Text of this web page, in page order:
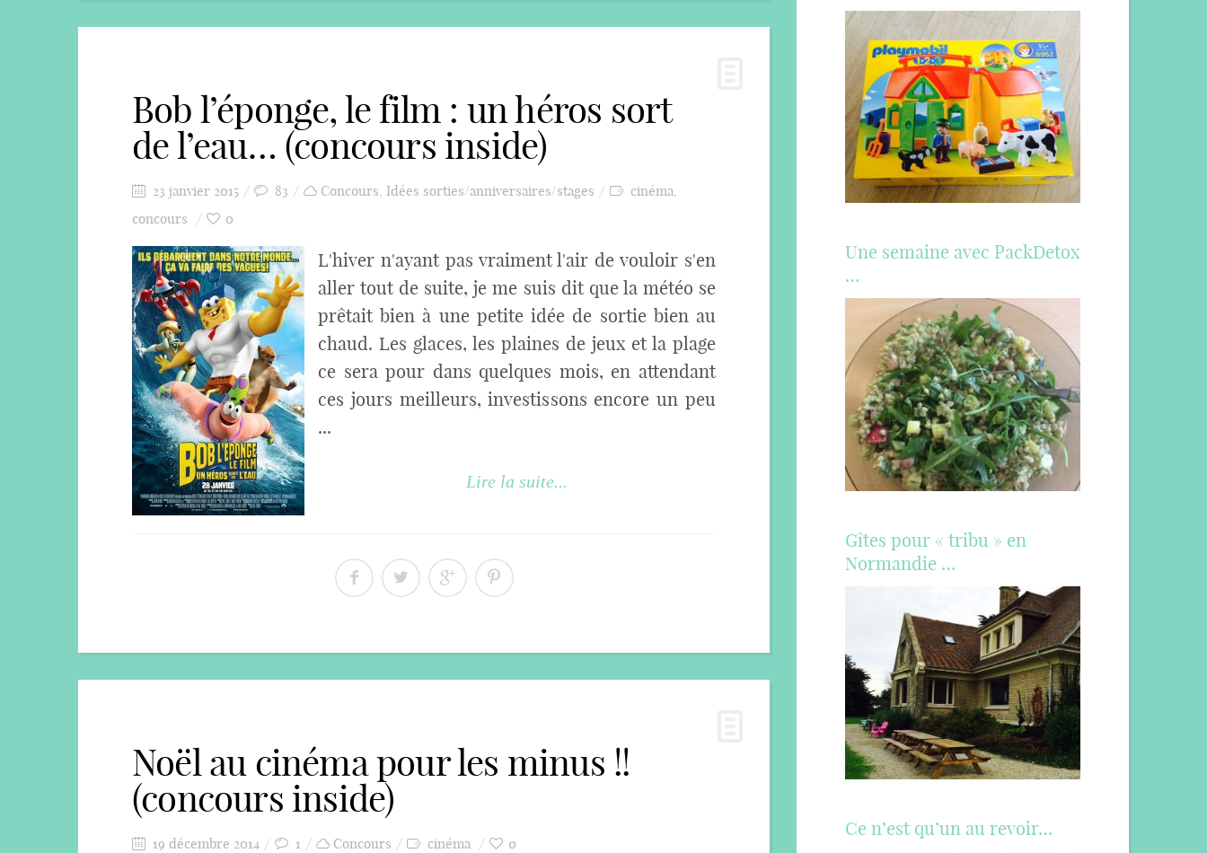
Bob l’éponge, le film : un héros sort
de l’eau… (concours inside)
23 janvier 2015 83 Concours, Idées sorties/anniversaires/stages cinéma,
concours
0
L'hiver n'ayant pas vraiment l'air de vouloir s'en
aller tout de suite, je me suis dit que la météo se
prêtait bien à une petite idée de sortie bien au
chaud. Les glaces, les plaines de jeux et la plage
ce sera pour dans quelques mois, en attendant
ces jours meilleurs, investissons encore un peu
...
Lire la suite...
Noël au cinéma pour les minus !!
(concours inside)
19 décembre 2014 1 Concours cinéma 0
Une semaine avec PackDetox
…
Gîtes pour « tribu » en
Normandie …
Ce n’est qu’un au revoir…